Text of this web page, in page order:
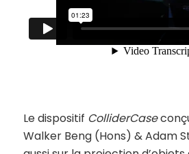
Le dispositif ColliderCase
Walker Beng (Hons) & Adam